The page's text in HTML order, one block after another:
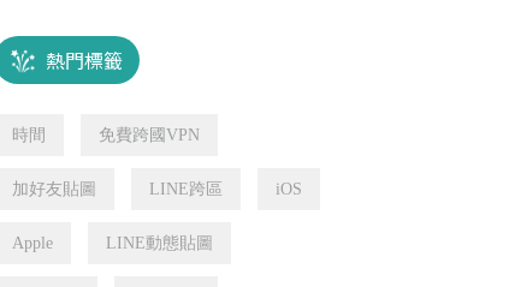
熱門標籤
時間 免費跨國VPN
加好友貼圖 LINE跨區 iOS
Apple LINE動態貼圖